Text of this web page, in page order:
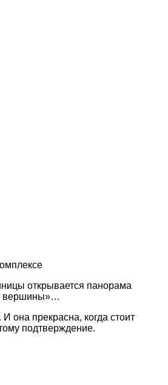
открывается панорама
вершины»…
она прекрасна, когда стоит
подтверждение.